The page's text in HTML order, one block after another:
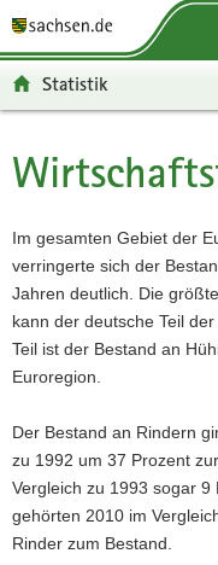
t
ü
e
r
g
r
e
i
e
n
d
e
N
t
n
v
i
g
a
t
i
n
p
n
a
l
t
t
-
e
r
e
i
c
h
Statistik
Hauptinhalt
Im gesamten Gebiet der
verringerte sich der
Jahren deutlich. Die
kann der deutsche Teil
Teil ist der Bestand an
Euroregion.
Der Bestand an Rindern
zu 1992 um 37 Prozent
Vergleich zu 1993 sogar 9
gehörten 2010 im
Rinder zum Bestand.